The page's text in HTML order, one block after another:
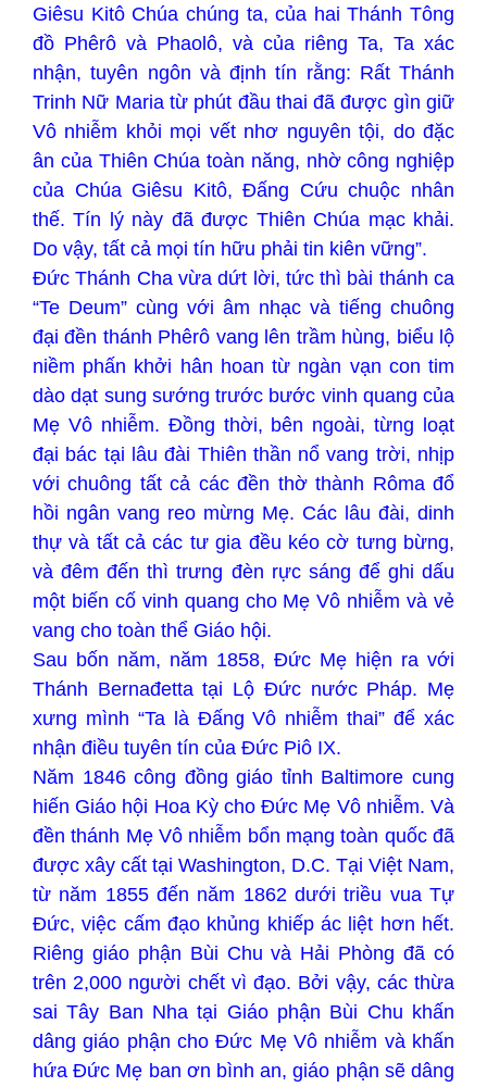
Giêsu Kitô Chúa chúng ta, của hai Thánh Tông
đồ Phêrô và Phaolô, và của riêng Ta, Ta xác
nhận, tuyên ngôn và định tín rằng: Rất Thánh
Trinh Nữ Maria từ phút đầu thai đã được gìn giữ
Vô nhiễm khỏi mọi vết nhơ nguyên tội, do đặc
ân của Thiên Chúa toàn năng, nhờ công nghiệp
của Chúa Giêsu Kitô, Đấng Cứu chuộc nhân
thế. Tín lý này đã được Thiên Chúa mạc khải.
Do vậy, tất cả mọi tín hữu phải tin kiên vững”.
Đức Thánh Cha vừa dứt lời, tức thì bài thánh ca
“Te Deum” cùng với âm nhạc và tiếng chuông
đại đền thánh Phêrô vang lên trầm hùng, biểu lộ
niềm phấn khởi hân hoan từ ngàn vạn con tim
dào dạt sung sướng trước bước vinh quang của
Mẹ Vô nhiễm. Đồng thời, bên ngoài, từng loạt
đại bác tại lâu đài Thiên thần nổ vang trời, nhịp
với chuông tất cả các đền thờ thành Rôma đổ
hồi ngân vang reo mừng Mẹ. Các lâu đài, dinh
thự và tất cả các tư gia đều kéo cờ tưng bừng,
và đêm đến thì trưng đèn rực sáng để ghi dấu
một biến cố vinh quang cho Mẹ Vô nhiễm và vẻ
vang cho toàn thể Giáo hội.
Sau bốn năm, năm 1858, Đức Mẹ hiện ra với
Thánh Bernađetta tại Lộ Đức nước Pháp. Mẹ
xưng mình “Ta là Đấng Vô nhiễm thai” để xác
nhận điều tuyên tín của Đức Piô IX.
Năm 1846 công đồng giáo tỉnh Baltimore cung
hiến Giáo hội Hoa Kỳ cho Đức Mẹ Vô nhiễm. Và
đền thánh Mẹ Vô nhiễm bổn mạng toàn quốc đã
được xây cất tại Washington, D.C. Tại Việt Nam,
từ năm 1855 đến năm 1862 dưới triều vua Tự
Đức, việc cấm đạo khủng khiếp ác liệt hơn hết.
Riêng giáo phận Bùi Chu và Hải Phòng đã có
trên 2,000 người chết vì đạo. Bởi vậy, các thừa
sai Tây Ban Nha tại Giáo phận Bùi Chu khấn
dâng giáo phận cho Đức Mẹ Vô nhiễm và khấn
hứa Đức Mẹ ban ơn bình an, giáo phận sẽ dâng